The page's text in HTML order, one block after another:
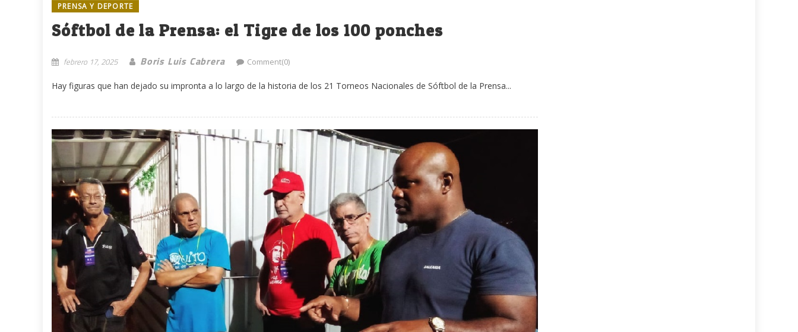
PRENSA Y DEPORTE
Sóftbol de la Prensa: el Tigre de los 100 ponches
febrero 17, 2025 Boris Luis Cabrera Comment(0)
Hay figuras que han dejado su impronta a lo largo de la historia de los 21 Torneos Nacionales de Sóftbol de la Prensa...